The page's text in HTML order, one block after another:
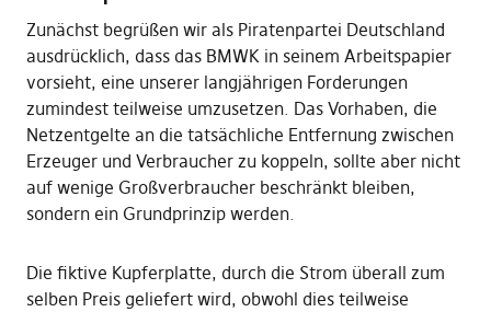
Zunächst begrüßen wir als Piratenpartei Deutschland
ausdrücklich, dass das BMWK in seinem Arbeitspapier
vorsieht, eine unserer langjährigen Forderungen
zumindest teilweise umzusetzen. Das Vorhaben, die
Netzentgelte an die tatsächliche Entfernung zwischen
Erzeuger und Verbraucher zu koppeln, sollte aber nicht
auf wenige Großverbraucher beschränkt bleiben,
sondern ein Grundprinzip werden.
Die fiktive Kupferplatte, durch die Strom überall zum
selben Preis geliefert wird, obwohl dies teilweise